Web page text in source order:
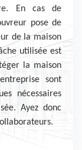
En cas de
pose de
de la maison
utilisée est
la maison
sont
nécessaires
Ayez donc